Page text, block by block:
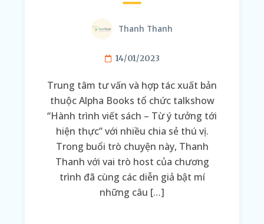
Thanh Thanh
14/01/2023
Trung tâm tư vấn và hợp tác xuất bản
thuộc Alpha Books tổ chức talkshow
“Hành trình viết sách – Từ ý tưởng tới
hiện thực” với nhiều chia sẻ thú vị.
Trong buổi trò chuyện này, Thanh
Thanh với vai trò host của chương
trình đã cùng các diễn giả bật mí
những câu […]